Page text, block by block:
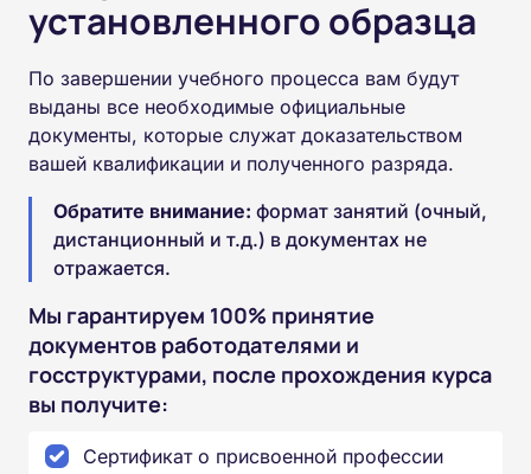
установленного образца
По завершении учебного процесса вам будут
выданы все необходимые официальные
документы, которые служат доказательством
вашей квалификации и полученного разряда.
Обратите внимание: формат занятий (очный,
дистанционный и т.д.) в документах не
отражается.
Мы гарантируем 100% принятие
документов работодателями и
госструктурами, после прохождения курса
вы получите:
Сертификат о присвоенной профессии